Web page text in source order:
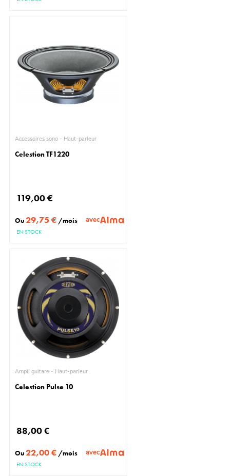
Accessoires sono - Haut-parleur
Celestion TF1220
119,00 €
Ou29,75 € /mois avec
EN STOCK
Ampli guitare - Haut-parleur
Celestion Pulse 10
88,00 €
Ou22,00 € /mois avec
EN STOCK